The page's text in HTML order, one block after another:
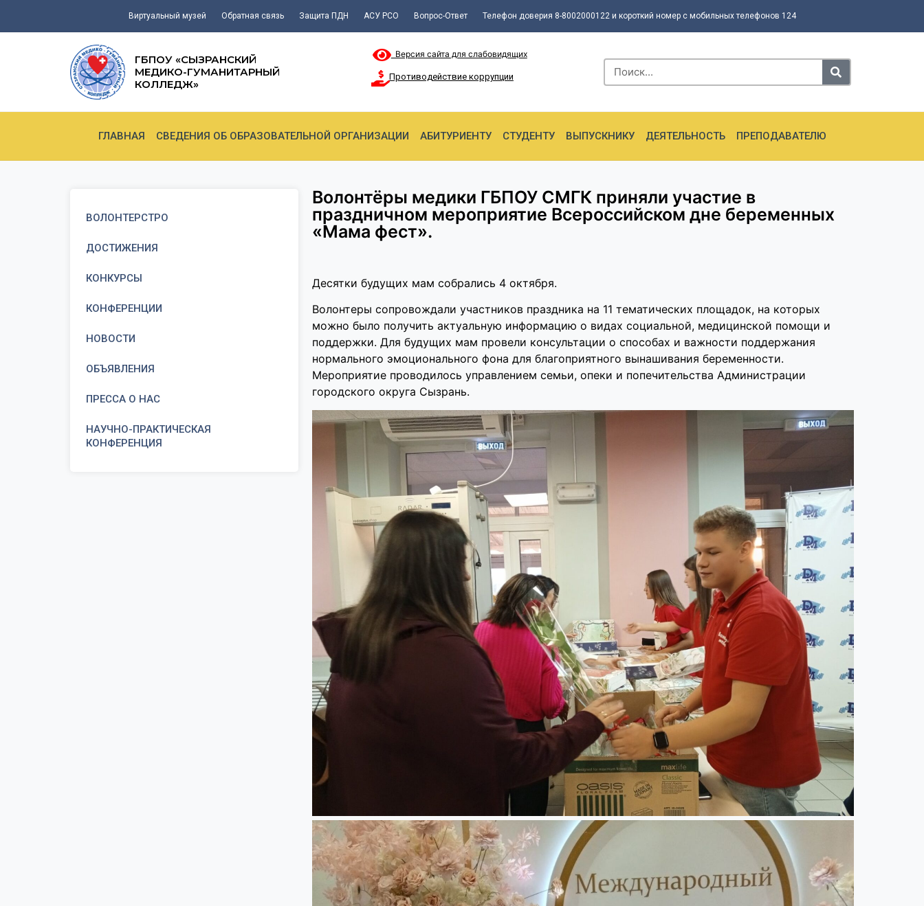
Виртуальный музей Обратная связь Защита ПДН АСУ РСО Вопрос-Ответ Телефон доверия 8-8002000122 и короткий номер с мобильных телефонов 124
ГБПОУ «СЫЗРАНСКИЙ
МЕДИКО-ГУМАНИТАРНЫЙ
КОЛЛЕДЖ»
Версия сайта для слабовидящих
Противодействие коррупции
ГЛАВНАЯ СВЕДЕНИЯ ОБ ОБРАЗОВАТЕЛЬНОЙ ОРГАНИЗАЦИИ АБИТУРИЕНТУ СТУДЕНТУ ВЫПУСКНИКУ ДЕЯТЕЛЬНОСТЬ ПРЕПОДАВАТЕЛЮ
ВОЛОНТЕРСТРО
ДОСТИЖЕНИЯ
КОНКУРСЫ
КОНФЕРЕНЦИИ
НОВОСТИ
ОБЪЯВЛЕНИЯ
ПРЕССА О НАС
НАУЧНО-ПРАКТИЧЕСКАЯ
КОНФЕРЕНЦИЯ
Волонтёры медики ГБПОУ СМГК приняли участие в
праздничном мероприятие Всероссийском дне беременных
«Мама фест».
Десятки будущих мам собрались 4 октября.
Волонтеры сопровождали участников праздника на 11 тематических площадок, на которых
можно было получить актуальную информацию о видах социальной, медицинской помощи и
поддержки. Для будущих мам провели консультации о способах и важности поддержания
нормального эмоционального фона для благоприятного вынашивания беременности.
Мероприятие проводилось управлением семьи, опеки и попечительства Администрации
городского округа Сызрань.